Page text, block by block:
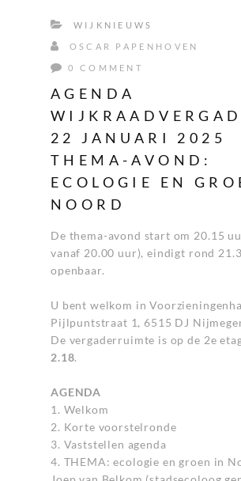
WIJKNIEUWS
OSCAR PAPENHOVEN
0 COMMENT
AGENDA
22 JANUARI 2025
THEMA-AVOND:
ECOLOGIE EN
NOORD
De thema-avond start om 20.15
vanaf 20.00 uur), eindigt rond
openbaar.
U bent welkom in
Pijlpuntstraat 1, 6515 DJ
De vergaderruimte is op de 2e
2.18.
AGENDA
1. Welkom
2. Korte voorstelronde
3. Vaststellen agenda
4. THEMA: ecologie en groen in